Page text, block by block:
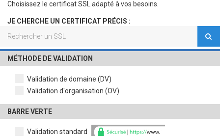
Choisissez le certificat SSL adapté à vos besoins.
JE CHERCHE UN CERTIFICAT PRÉCIS :
MÉTHODE DE VALIDATION
Validation de domaine (DV)
Validation d'organisation (OV)
BARRE VERTE
Validation standard